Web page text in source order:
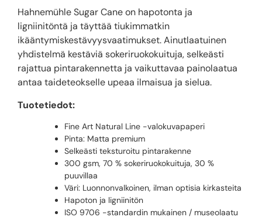
Hahnemühle Sugar Cane on hapotonta ja
ligniinitöntä ja täyttää tiukimmatkin
ikääntymiskestävyysvaatimukset. Ainutlaatuinen
yhdistelmä kestäviä sokeriruokokuituja, selkeästi
rajattua pintarakennetta ja vaikuttavaa painolaatua
antaa taideteokselle upeaa ilmaisua ja sielua.
Tuotetiedot:
Fine Art Natural Line -valokuvapaperi
Pinta: Matta premium
Selkeästi teksturoitu pintarakenne
300 gsm, 70 % sokeriruokokuituja, 30 %
puuvillaa
Väri: Luonnonvalkoinen, ilman optisia kirkasteita
Hapoton ja ligniinitön
ISO 9706 -standardin mukainen / museolaatu